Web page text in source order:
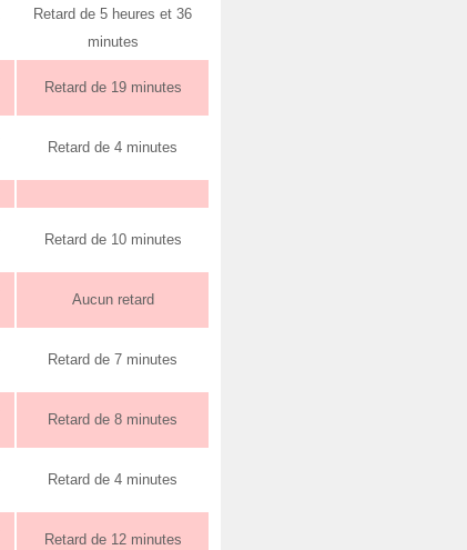
Retard de 5 heures et 36
minutes
Retard de 19 minutes
Retard de 4 minutes
Retard de 10 minutes
Aucun retard
Retard de 7 minutes
Retard de 8 minutes
Retard de 4 minutes
Retard de 12 minutes